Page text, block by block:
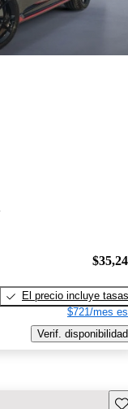
El precio incluye tasas
$721/mes
Verif. disponibilidad